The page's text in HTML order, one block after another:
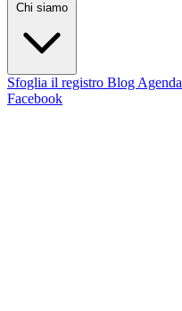
Chi siamo
Sfoglia il registro Blog Agenda
Facebook